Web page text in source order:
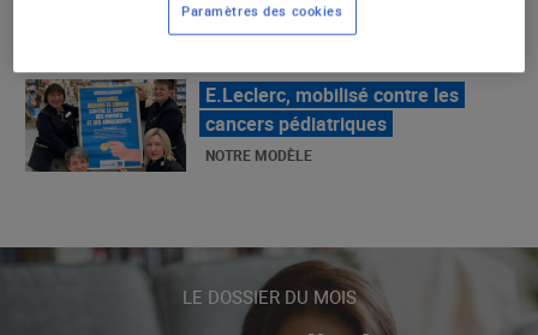
LE MOUVEMENT E.LECLERC ET
SES COMBATS
NOTRE MODÈLE
« Repérage » - La nouvelle revue de
tendances de Marque Repère
ALIMENTATION DE QUALITÉ
LE DOSSIER DU MOIS
Paramètres des cookies